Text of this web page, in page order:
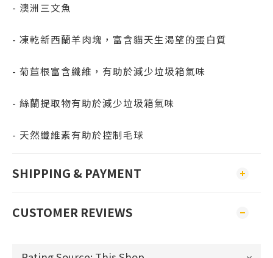
- 澳洲三文魚
- 凍乾新西蘭羊肉塊，富含貓天生渴望的蛋白質
- 菊苣根富含纖維，有助於減少垃圾箱氣味
- 絲蘭提取物有助於減少垃圾箱氣味
- 天然纖維素有助於控制毛球
SHIPPING & PAYMENT
CUSTOMER REVIEWS